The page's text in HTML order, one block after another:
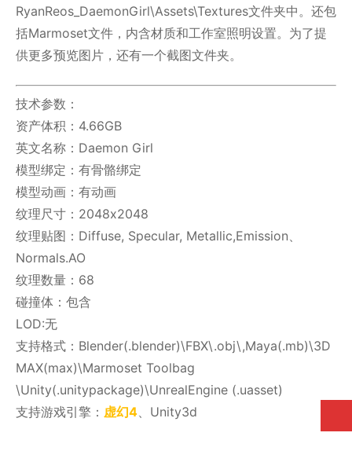
RyanReos_DaemonGirl\Assets\Textures文件夹中。还包
括Marmoset文件，内含材质和工作室照明设置。为了提
供更多预览图片，还有一个截图文件夹。
技术参数：
资产体积：4.66GB
英文名称：Daemon Girl
模型绑定：有骨骼绑定
模型动画：有动画
纹理尺寸：2048x2048
纹理贴图：Diffuse, Specular, Metallic,Emission、
Normals.AO
纹理数量：68
碰撞体：包含
LOD:无
支持格式：Blender(.blender)\FBX\.obj\,Maya(.mb)\3D
MAX(max)\Marmoset Toolbag
\Unity(.unitypackage)\UnrealEngine (.uasset)
支持游戏引擎： 虚幻4 、Unity3d